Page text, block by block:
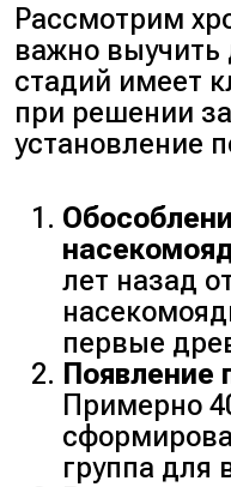
Рассмотрим
важно
стадий имеет
при решении
установление
лет назад
первые
Появление
Примерно
группа для